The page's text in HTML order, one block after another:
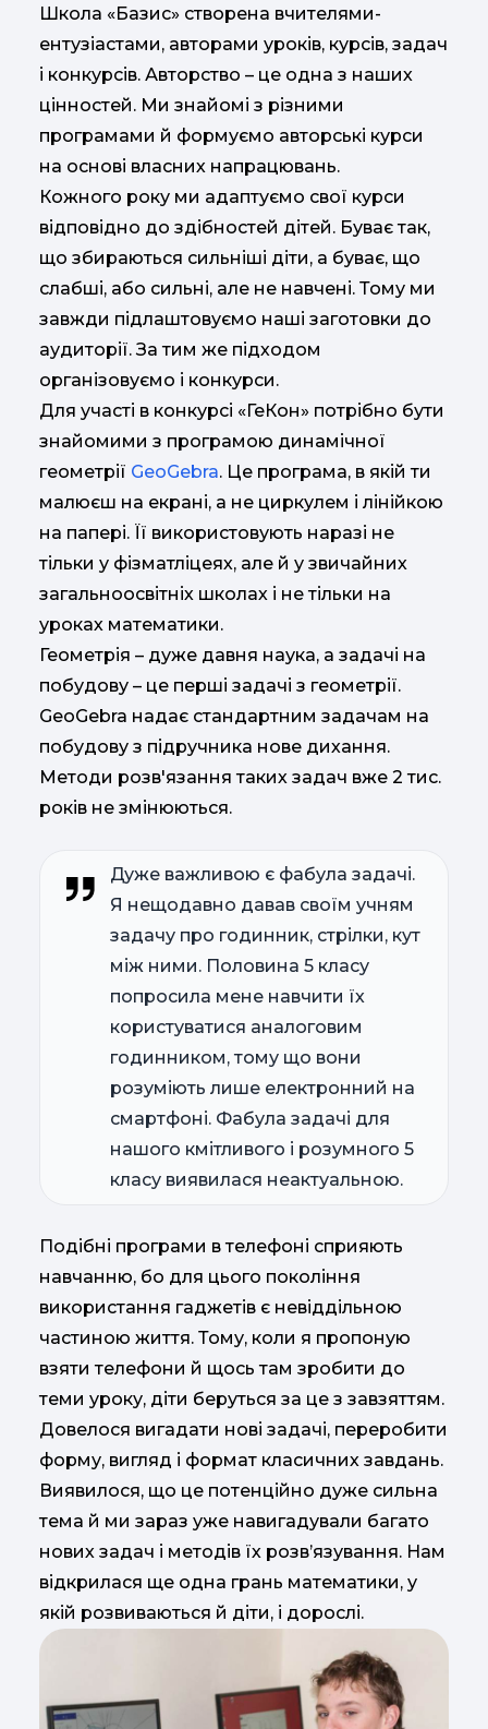
Школа «Базис» створена вчителями-
ентузіастами, авторами уроків, курсів, задач
і конкурсів. Авторство – це одна з наших
цінностей. Ми знайомі з різними
програмами й формуємо авторські курси
на основі власних напрацювань.
Кожного року ми адаптуємо свої курси
відповідно до здібностей дітей. Буває так,
що збираються сильніші діти, а буває, що
слабші, або сильні, але не навчені. Тому ми
завжди підлаштовуємо наші заготовки до
аудиторії. За тим же підходом
організовуємо і конкурси.
Для участі в конкурсі «ГеКон» потрібно бути
знайомими з програмою динамічної
геометрії GeoGebra. Це програма, в якій ти
малюєш на екрані, а не циркулем і лінійкою
на папері. Її використовують наразі не
тільки у фізматліцеях, але й у звичайних
загальноосвітніх школах і не тільки на
уроках математики.
Геометрія – дуже давня наука, а задачі на
побудову – це перші задачі з геометрії.
GeoGebra надає стандартним задачам на
побудову з підручника нове дихання.
Методи розв'язання таких задач вже 2 тис.
років не змінюються.
Дуже важливою є фабула задачі.
Я нещодавно давав своїм учням
задачу про годинник, стрілки, кут
між ними. Половина 5 класу
попросила мене навчити їх
користуватися аналоговим
годинником, тому що вони
розуміють лише електронний на
смартфоні. Фабула задачі для
нашого кмітливого і розумного 5
класу виявилася неактуальною.
Подібні програми в телефоні сприяють
навчанню, бо для цього покоління
використання гаджетів є невіддільною
частиною життя. Тому, коли я пропоную
взяти телефони й щось там зробити до
теми уроку, діти беруться за це з завзяттям.
Довелося вигадати нові задачі, переробити
форму, вигляд і формат класичних завдань.
Виявилося, що це потенційно дуже сильна
тема й ми зараз уже навигадували багато
нових задач і методів їх розв’язування. Нам
відкрилася ще одна грань математики, у
якій розвиваються й діти, і дорослі.